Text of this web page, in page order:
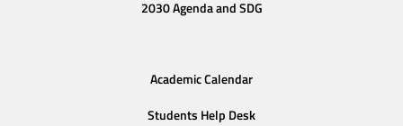
2030 Agenda and SDG
Academic Calendar
Students Help Desk